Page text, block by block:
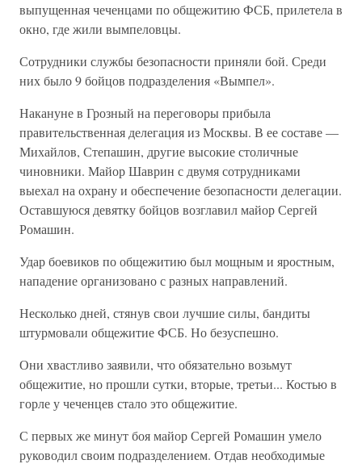
выпущенная чеченцами по общежитию ФСБ, прилетела в
окно, где жили вымпеловцы.
Сотрудники службы безопасности приняли бой. Среди
них было 9 бойцов подразделения «Вымпел».
Накануне в Грозный на переговоры прибыла
правительственная делегация из Москвы. В ее составе —
Михайлов, Степашин, другие высокие столичные
чиновники. Майор Шаврин с двумя сотрудниками
выехал на охрану и обеспечение безопасности делегации.
Оставшуюся девятку бойцов возглавил майор Сергей
Ромашин.
Удар боевиков по общежитию был мощным и яростным,
нападение организовано с разных направлений.
Несколько дней, стянув свои лучшие силы, бандиты
штурмовали общежитие ФСБ. Но безуспешно.
Они хвастливо заявили, что обязательно возьмут
общежитие, но прошли сутки, вторые, третьи... Костью в
горле у чеченцев стало это общежитие.
С первых же минут боя майор Сергей Ромашин умело
руководил своим подразделением. Отдав необходимые